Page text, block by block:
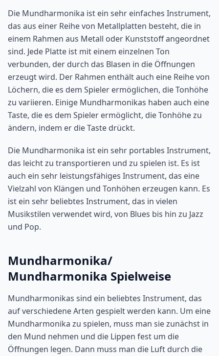
Die Mundharmonika ist ein sehr einfaches Instrument,
das aus einer Reihe von Metallplatten besteht, die in
einem Rahmen aus Metall oder Kunststoff angeordnet
sind. Jede Platte ist mit einem einzelnen Ton
verbunden, der durch das Blasen in die Öffnungen
erzeugt wird. Der Rahmen enthält auch eine Reihe von
Löchern, die es dem Spieler ermöglichen, die Tonhöhe
zu variieren. Einige Mundharmonikas haben auch eine
Taste, die es dem Spieler ermöglicht, die Tonhöhe zu
ändern, indem er die Taste drückt.
Die Mundharmonika ist ein sehr portables Instrument,
das leicht zu transportieren und zu spielen ist. Es ist
auch ein sehr leistungsfähiges Instrument, das eine
Vielzahl von Klängen und Tonhöhen erzeugen kann. Es
ist ein sehr beliebtes Instrument, das in vielen
Musikstilen verwendet wird, von Blues bis hin zu Jazz
und Pop.
Mundharmonika/
Mundharmonika Spielweise
Mundharmonikas sind ein beliebtes Instrument, das
auf verschiedene Arten gespielt werden kann. Um eine
Mundharmonika zu spielen, muss man sie zunächst in
den Mund nehmen und die Lippen fest um die
Öffnungen legen. Dann muss man die Luft durch die